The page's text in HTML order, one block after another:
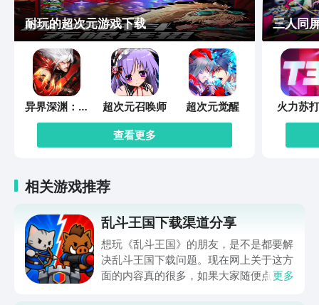
耐玩的超次元游戏下载
异界深渊：觉
醒
超次元召唤师
超次元觉醒
查看更多
三人同
火力苏
相关游戏推荐
乱斗王国下载渠道分享
想玩《乱斗王国》的朋友，是不是都要解
决乱斗王国下载问题。现在网上关于这方
面的内容真的很多，如果大家随便点击陌
更多